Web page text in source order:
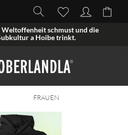
Weltoffenheit schmust und die
a Hoibe trinkt.
FRAUEN